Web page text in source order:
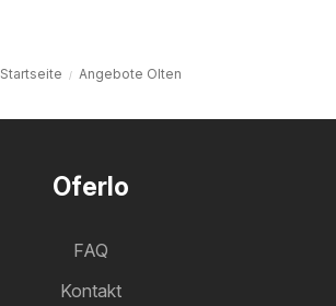
Startseite Angebote Olten
Oferlo
FAQ
Kontakt